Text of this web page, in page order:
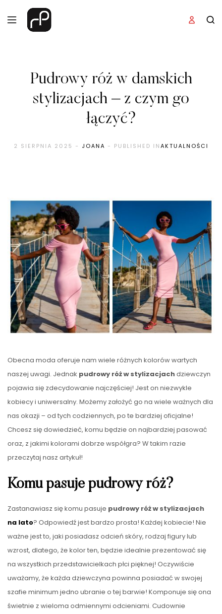
Pudrowy róż w damskich
stylizacjach – z czym go
łączyć?
2 SIERPNIA 2025 - JOANA - PUBLISHED INAKTUALNOŚCI
Obecna moda oferuje nam wiele różnych kolorów wartych
naszej uwagi. Jednak pudrowy róż w stylizacjachdziewczyn
pojawia się zdecydowanie najczęściej! Jest on niezwykle
kobiecy i uniwersalny. Możemy założyć go na wiele ważnych dla
nas okazji – od tych codziennych, po te bardziej oficjalne!
Chcesz się dowiedzieć, komu będzie on najbardziej pasować
oraz, z jakimi kolorami dobrze współgra? W takim razie
przeczytaj nasz artykuł!
Komu pasuje pudrowy róż?
Zastanawiasz się komu pasuje pudrowy róż w stylizacjach
na lato? Odpowiedź jest bardzo prosta! Każdej kobiecie! Nie
ważne jest to, jaki posiadasz odcień skóry, rodzaj figury lub
wzrost, dlatego, że kolor ten, będzie idealnie prezentować się
na wszystkich przedstawicielkach płci pięknej! Oczywiście
uważamy, że każda dziewczyna powinna posiadać w swojej
szafie minimum jedno ubranie o tej barwie! Komponuje się ona
świetnie z wieloma odmiennymi odcieniami. Cudownie